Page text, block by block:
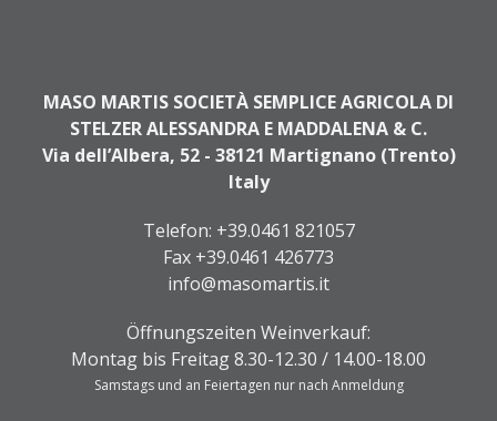
MASO MARTIS SOCIETÀ SEMPLICE AGRICOLA DI
STELZER ALESSANDRA E MADDALENA & C.
Via dell’Albera, 52 - 38121 Martignano (Trento)
Italy
Telefon: +39.0461 821057
Fax +39.0461 426773
info@masomartis.it
Öffnungszeiten Weinverkauf:
Montag bis Freitag 8.30-12.30 / 14.00-18.00
Samstags und an Feiertagen nur nach Anmeldung